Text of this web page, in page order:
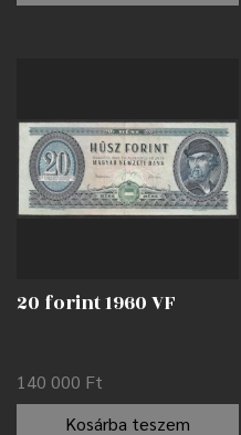
20 forint 1960 VF
140 000 Ft
Kosárba teszem